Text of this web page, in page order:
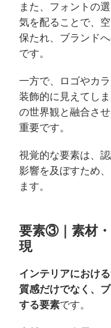
また、フォントの
気を配ることで、
保たれ、ブランド
です。
一方で、ロゴやカ
装飾的に見えてし
の世界観と融合さ
重要です。
視覚的な要素は、
影響を及ぼすため
ます。
要素③｜素材
現
インテリアにおけ
質感だけでなく、
する要素です。